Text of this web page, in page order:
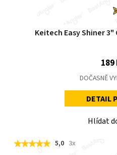
Keitech Easy Shiner
189
DOČASNĚ
DETAIL
Hlídat
5,0 3x